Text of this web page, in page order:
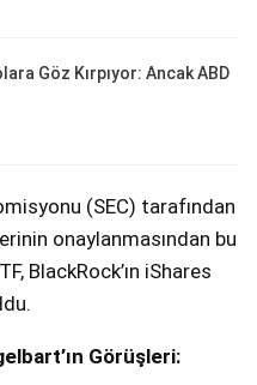
Göz Kırpıyor: Ancak ABD
(SEC) tarafından
onaylanmasından bu
BlackRock’ın iShares
Görüşleri: